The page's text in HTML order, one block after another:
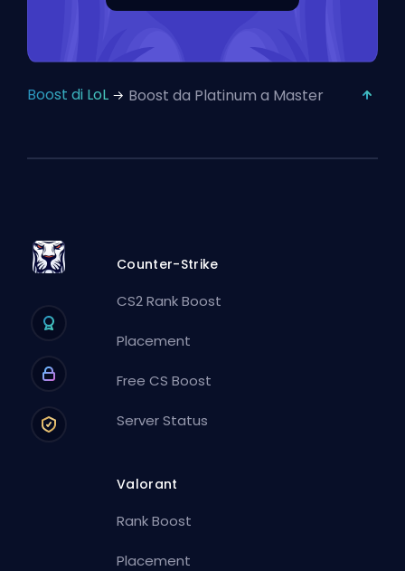
Boost di LoL Boost da Platinum a Master
Counter-Strike
CS2 Rank Boost
Placement
Free CS Boost
Server Status
Valorant
Rank Boost
Placement